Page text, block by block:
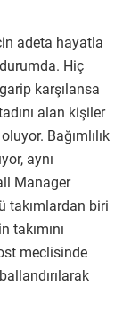
adeta hayatla
Hiç
karşılansa
alan kişiler
Bağımlılık
aynı
Manager
takımlardan biri
meclisinde